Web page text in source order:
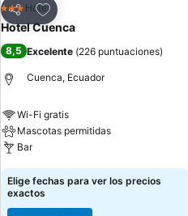
Compartir
Agregar a favoritos
3 Estrellas
Hotel
Hotel Cuenca
8,5 Excelente (226 puntuaciones)
Cuenca, Ecuador
Wi-Fi gratis
Mascotas permitidas
Bar
Ver precios
Elige fechas para ver los precios
exactos